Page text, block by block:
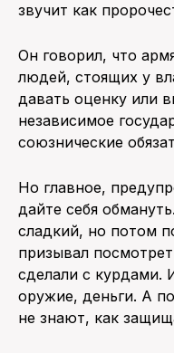
звучит как
Он говорил, что
людей, стоящих у
давать оценку или
независимое
союзнические
Но главное,
дайте себя
сладкий, но потом
призывал
сделали с
оружие, деньги. А
не знают, как